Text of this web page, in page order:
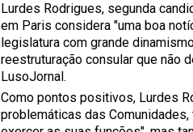
Lurdes Rodrigues, segunda
em Paris considera "uma boa
legislatura com grande
reestruturação consular que não
LusoJornal.
Como pontos positivos, Lurdes
problemáticas das